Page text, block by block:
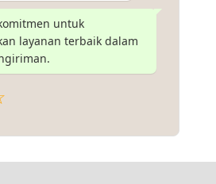
untuk
layanan terbaik dalam